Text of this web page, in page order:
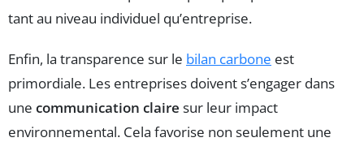
tant au niveau individuel qu’entreprise.
Enfin, la transparence sur le bilan carbone est
primordiale. Les entreprises doivent s’engager dans
une communication claire sur leur impact
environnemental. Cela favorise non seulement une